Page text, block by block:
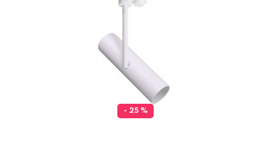
- 25 %